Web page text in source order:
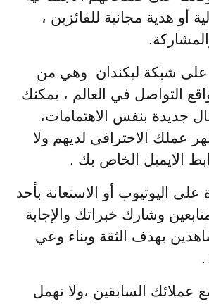
أو هدية مجانية للفائزين ،
شبكة ليكندان وهي من
التواصل في العالم ، يمكنك
جديدة بنفس الاهتمامات،
عملك الاحترافي لديهم ولا
الايميل الخاص بك .
على اليوتيوب أو الاستعانة بأحد
وشارك خبراتك والإجابة
بهدف الثقة وبناء وعي
.
عملائك السابقين ،ولا تهمل